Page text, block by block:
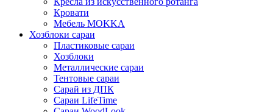
Кровати
Мебель MOKKA
Хозблоки сараи
Пластиковые сараи
Хозблоки
Металлические сараи
Тентовые сараи
Сарай из ДПК
Cараи LifeTime